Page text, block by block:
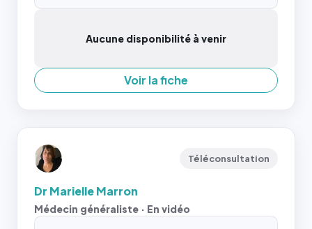
Aucune disponibilité à venir
Voir la fiche
Téléconsultation
Dr Marielle Marron
Médecin généraliste · En vidéo